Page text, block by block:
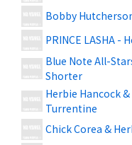
Bobby
PRINCE LASHA -
Blue Note All-
Shorter
Herbie Hancock
Turrentine
Chick Corea &